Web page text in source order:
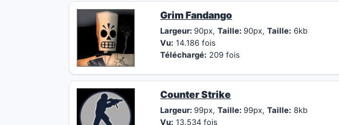
Grim Fandango
Largeur:90px,Taille:90px,Taille: 6kb
Vu: 14.186 fois
Téléchargé: 209 fois
Counter Strike
Largeur:99px,Taille:99px,Taille: 8kb
Vu: 13.534 fois